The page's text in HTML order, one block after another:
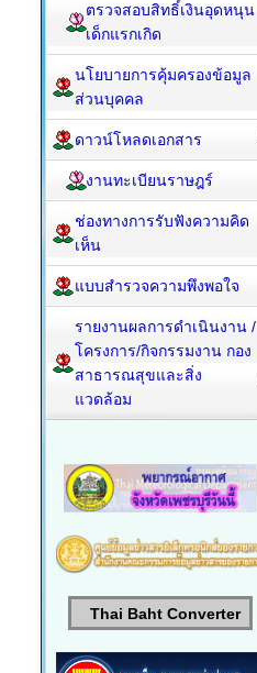
ตรวจสอบสิทธิ์เงินอุดหนุน
เด็กแรกเกิด
นโยบายการคุ้มครองข้อมูล
ส่วนบุคคล
ดาวน์โหลดเอกสาร
งานทะเบียนราษฎร์
ช่องทางการรับฟังความคิด
เห็น
แบบสำรวจความพึงพอใจ
รายงานผลการดำเนินงาน /
โครงการ/กิจกรรมงาน กอง
สาธารณสุขและสิ่ง
แวดล้อม
Thai Baht Converter